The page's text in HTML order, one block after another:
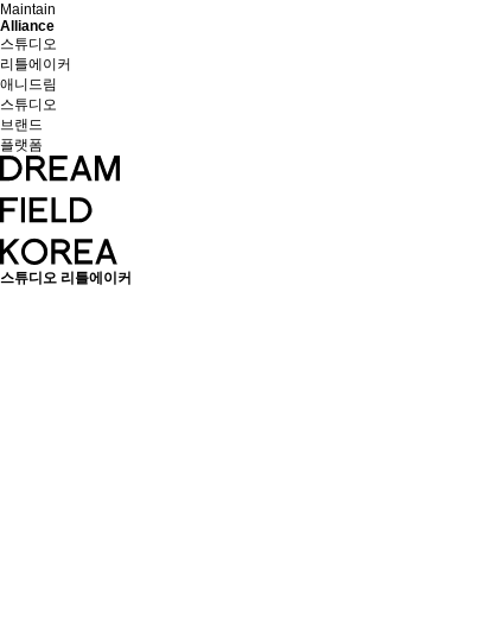
Maintain
Alliance
스튜디오
리틀에이커
애니드림
스튜디오
브랜드
플랫폼
스튜디오 리틀에이커